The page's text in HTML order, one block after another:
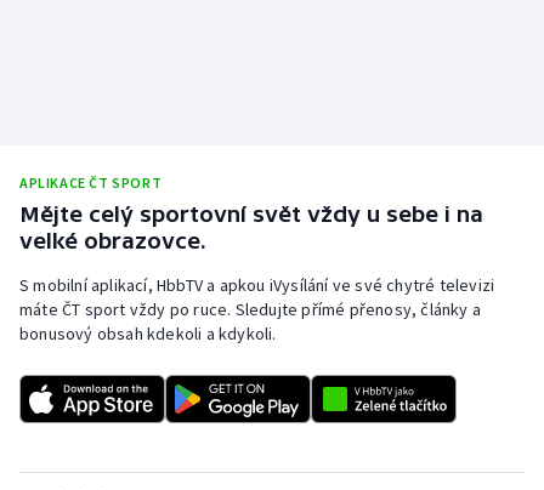
APLIKACE ČT SPORT
Mějte celý sportovní svět vždy u sebe i na
velké obrazovce.
S mobilní aplikací, HbbTV a apkou iVysílání ve své chytré televizi
máte ČT sport vždy po ruce. Sledujte přímé přenosy, články a
bonusový obsah kdekoli a kdykoli.